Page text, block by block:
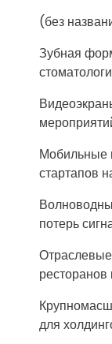
(без
Зубная
Мобильные
стартапов
потерь
для